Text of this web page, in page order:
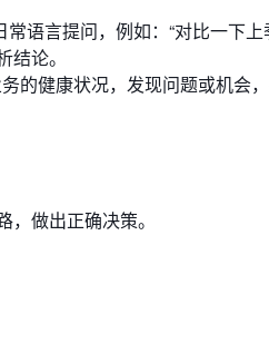
语言提问，例如：“对比一下
论。
的健康状况，发现问题或机会
做出正确决策。